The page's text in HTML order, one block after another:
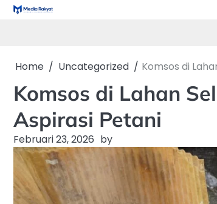
Skip
Home Uncategorized Komsos di
Komsos di Lahan
Aspirasi Petani
Februari 23, 2026 by